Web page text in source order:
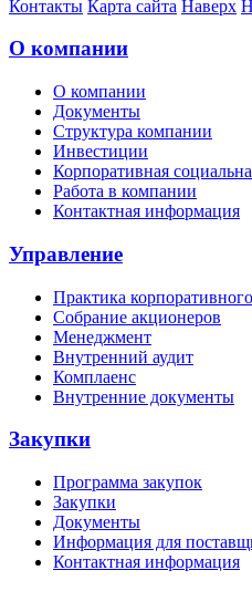
Контакты Карта сайта Наверх
О компании
О компании
Документы
Структура компании
Инвестиции
Корпоративная
Работа в компании
Контактная информация
Управление
Практика
Собрание акционеров
Менеджмент
Внутренний аудит
Комплаенс
Внутренние документы
Закупки
Программа закупок
Закупки
Документы
Информация для
Контактная информация